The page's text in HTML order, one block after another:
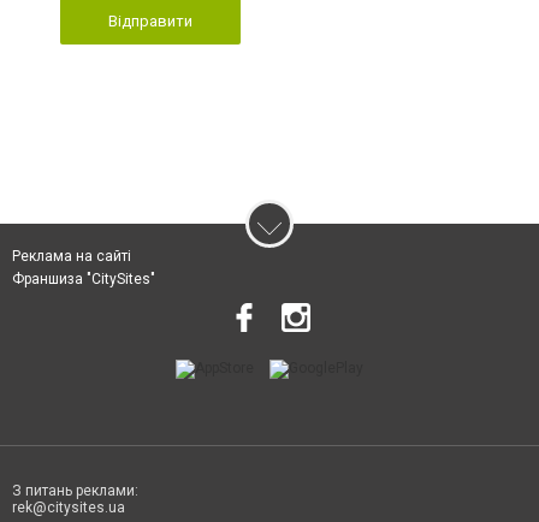
Відправити
Реклама на сайті
Франшиза "CitySites"
З питань реклами:
rek@citysites.ua